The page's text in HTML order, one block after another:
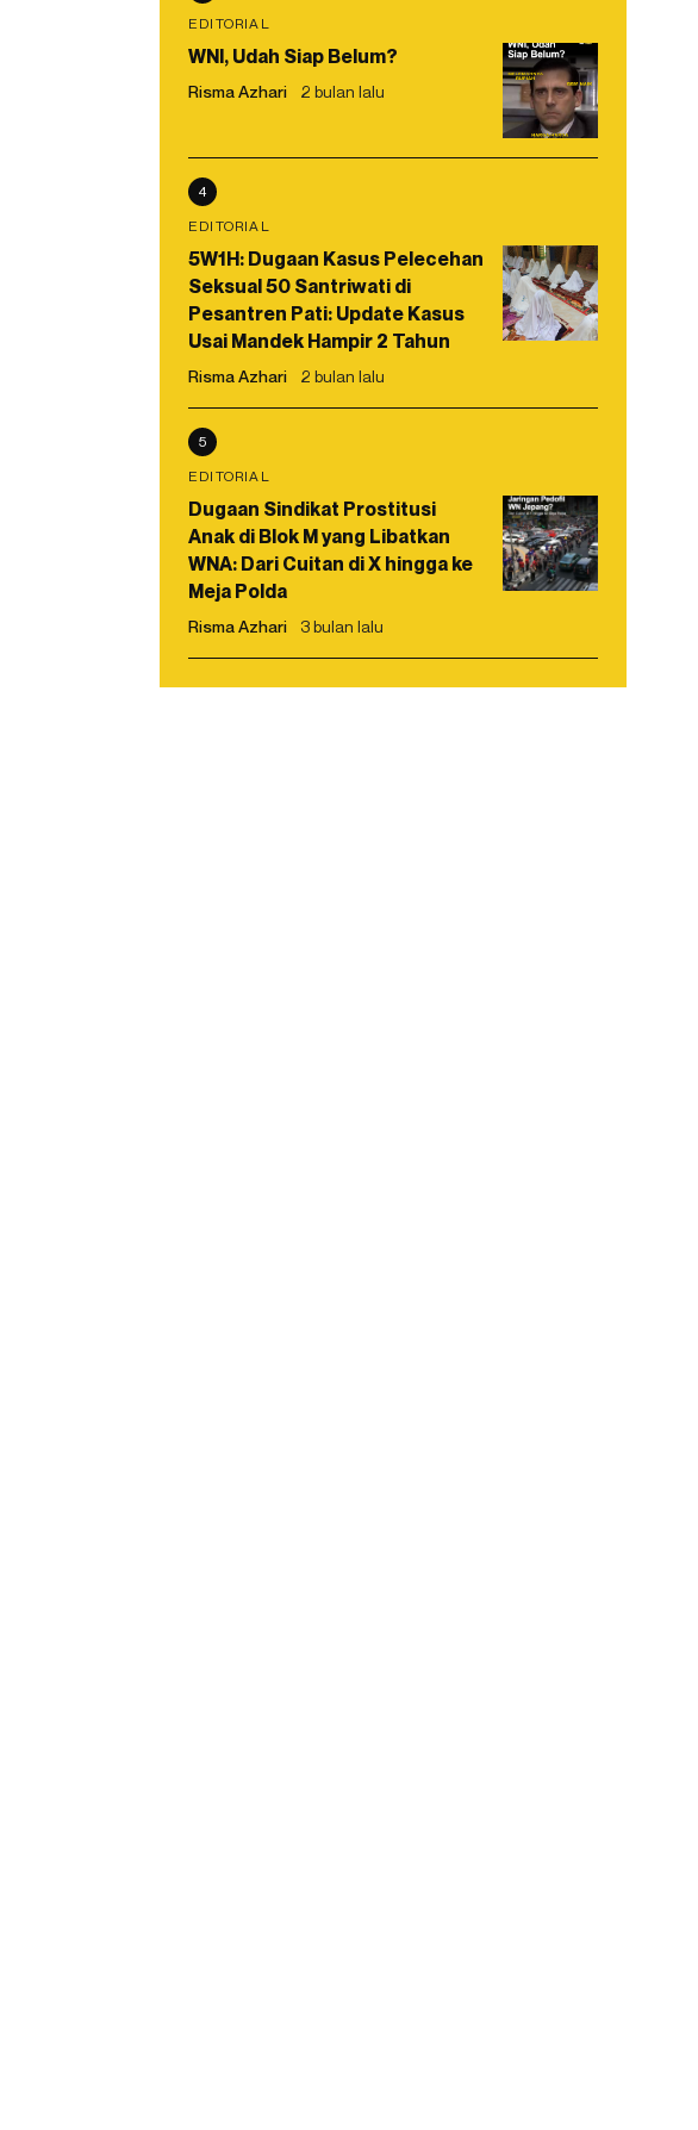
EDITORIAL
WNI, Udah Siap Belum?
Risma Azhari 2 bulan lalu
4
EDITORIAL
5W1H: Dugaan Kasus Pelecehan
Seksual 50 Santriwati di
Pesantren Pati: Update Kasus
Usai Mandek Hampir 2 Tahun
Risma Azhari 2 bulan lalu
5
EDITORIAL
Dugaan Sindikat Prostitusi
Anak di Blok M yang Libatkan
WNA: Dari Cuitan di X hingga ke
Meja Polda
Risma Azhari 3 bulan lalu